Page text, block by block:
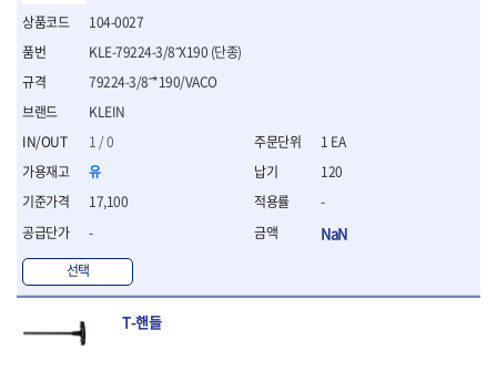
- 방폭라쳇핸들
- 방폭콤비네이션렌치
- 절연일자드라이버
- 절연별드라이버
- 절연드라이버세트
- 라쳇케이블커터
- 자동스트리퍼
- 케이블스트리퍼
- 핀셋
- 절연공구세트
- 절연비트홀다
- 절연비트홀다드라이버
104-0027
KLEIN
1 / 0
유
17,100
-
선택
KLE-79224-3/8˝X190 (단종)
79224-3/8˝*190/VACO
1 EA
120
-
NaN
T-핸들